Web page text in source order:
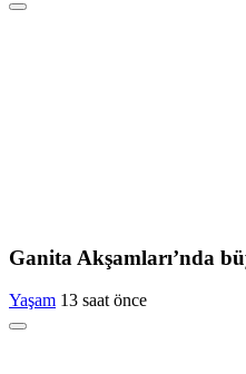
Ganita Akşamları’nda
Yaşam 13 saat önce